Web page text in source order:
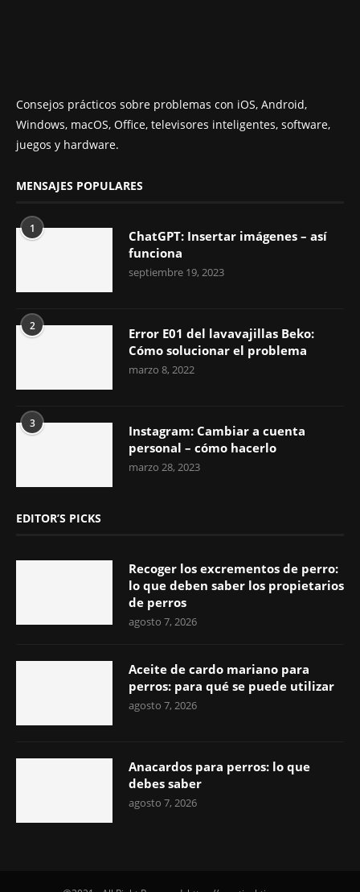
Consejos prácticos sobre problemas con iOS, Android,
Windows, macOS, Office, televisores inteligentes, software,
juegos y hardware.
MENSAJES POPULARES
1
ChatGPT: Insertar imágenes – así
funciona
septiembre 19, 2023
2
Error E01 del lavavajillas Beko:
Cómo solucionar el problema
marzo 8, 2022
3
Instagram: Cambiar a cuenta
personal – cómo hacerlo
marzo 28, 2023
EDITOR’S PICKS
Recoger los excrementos de perro:
lo que deben saber los propietarios
de perros
agosto 7, 2026
Aceite de cardo mariano para
perros: para qué se puede utilizar
agosto 7, 2026
Anacardos para perros: lo que
debes saber
agosto 7, 2026